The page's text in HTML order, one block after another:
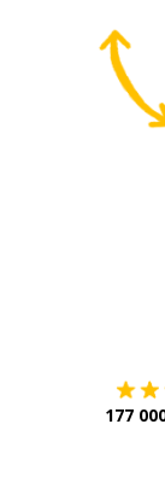
177